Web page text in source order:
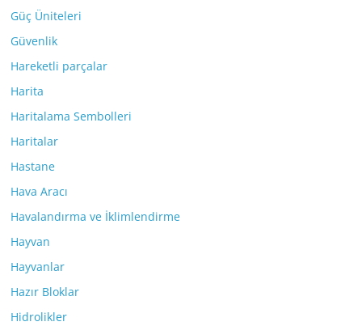
Güç Üniteleri
Güvenlik
Hareketli parçalar
Harita
Haritalama Sembolleri
Haritalar
Hastane
Hava Aracı
Havalandırma ve İklimlendirme
Hayvan
Hayvanlar
Hazır Bloklar
Hidrolikler